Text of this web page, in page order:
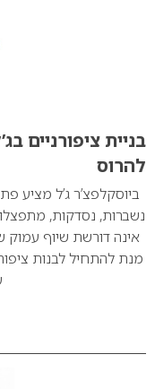
בניית ציפורניים
להרוס
ביוסקלפצ’ר ג’ל מציע
נשברות, נסדקות,
אינה דורשת שיוף עמוק
מנת להתחיל לבנות